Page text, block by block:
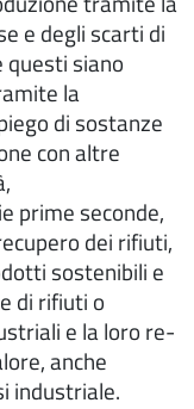
e degli scarti di
questi siano
la
di sostanze
con altre
prime seconde,
dei rifiuti,
sostenibili e
di rifiuti o
e la loro re-
anche
industriale.